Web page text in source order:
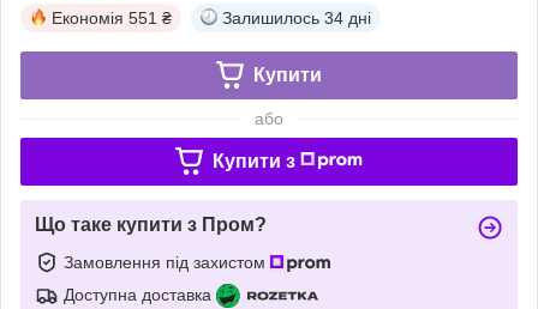
Економія 551 ₴ Залишилось 34 дні
Купити
або
Купити з
Що таке купити з Пром?
Замовлення під захистом
Доступна доставка